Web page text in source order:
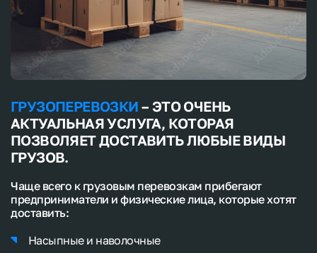
Компания VIKUD Express – ваш надежный
логистический оператор вперевозке оборудования
Мы отличаемся профессиональным подходом к
своему делу и вниманием к деталям, а так же
способствуем эффективной работе предприятий в
современных реалиях.
ГРУЗОПЕРЕВОЗКИ – ЭТО ОЧЕНЬ
АКТУАЛЬНАЯ УСЛУГА, КОТОРАЯ
ПОЗВОЛЯЕТ ДОСТАВИТЬ ЛЮБЫЕ ВИДЫ
ГРУЗОВ.
Чаще всего к грузовым перевозкам прибегают
предприниматели и физические лица, которые хотят
доставить:
Насыпные и наволочные